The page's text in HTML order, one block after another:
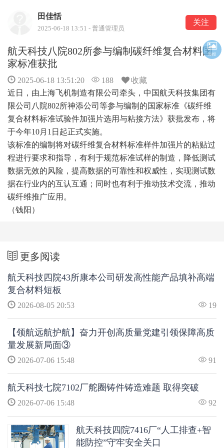
田佳恬
2025-06-18 13:51 - 普通管理员
关注
航天科技八院802所参与编制碳纤维复合材料国
家标准获批
2025-06-18 13:51:20 188
收藏
近日，由上海飞机制造有限公司牵头，中国航天科技集团有
限公司八院802所神添公司等参与编制的国家标准《碳纤维
复合材料标准试验件加强片选用与粘接方法》获批发布，将
于今年10月1日起正式实施。
该标准的编制将对碳纤维复合材料标准样件加强片的粘贴过
程进行要求和指导，有利于规范标准试样的制造，降低测试
数据无效的风险，提高数据的可靠性和权威性，实现测试数
据在行业内的互认互通；同时也有利于推动技术交流，推动
碳纤维推广应用。
（钱阳）
更多阅读
航天科技四院43所康本公司研发高性能产品填补高端
复合材料短板
2026-08-05 20:53 19
【领航远航护航】奋力开创高质量党建引领保障高质
量发展新局面③
2026-07-06 15:48 91
航天科技七院7102厂舵圈铸件铸造难题 取得突破
2026-07-06 15:48 92
航天科技四院7416厂“人工排查+智
能防控”守牢安全关口
海报